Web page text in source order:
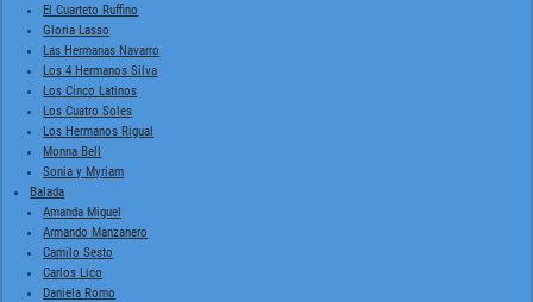
El Cuarteto Ruffino
Gloria Lasso
Las Hermanas Navarro
Los 4 Hermanos Silva
Los Cinco Latinos
Los Cuatro Soles
Los Hermanos Rigual
Monna Bell
Sonia y Myriam
Balada
Amanda Miguel
Armando Manzanero
Camilo Sesto
Carlos Lico
Daniela Romo